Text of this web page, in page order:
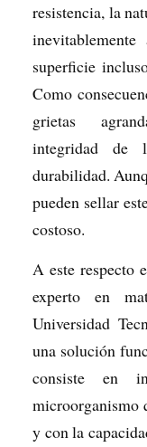
resistencia, la
superficie
Como
grietas
integridad de
durabilidad.
pueden sellar
costoso.
A este respecto
experto en
Universidad
una solución
consiste en
microorganismo
y con la